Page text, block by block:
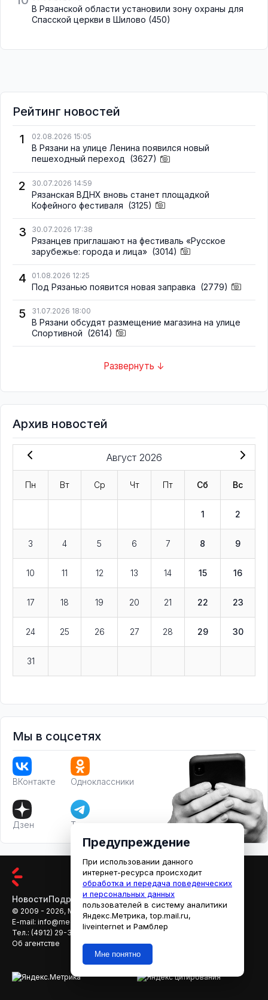
В Рязанской области установили зону охраны для
Спасской церкви в Шилово (450)
Рейтинг новостей
1
02.08.2026 15:05
В Рязани на улице Ленина появился новый
пешеходный переход (3627)
2 30.07.2026 14:59
Рязанская ВДНХ вновь станет площадкой
Кофейного фестиваля (3125)
3 30.07.2026 17:38
Рязанцев приглашают на фестиваль «Русское
зарубежье: города и лица» (3014)
4 01.08.2026 12:25
Под Рязанью появится новая заправка (2779)
5 31.07.2026 18:00
В Рязани обсудят размещение магазина на улице
Спортивной (2614)
Развернуть ↓
Архив новостей
Август 2026
Пн Вт Ср Чт Пт Сб Вс
1 2
3 4 5 6 7 8 9
10 11 12 13 14 15 16
17 18 19 20 21 22 23
24 25 26 27 28 29 30
31
Мы в соцсетях
ВКонтакте Одноклассники
Дзен Телеграм
НовостиПодробностиАфишаКино
© 2009 - 2026, МЕДИАРЯЗАНЬ
E-mail: info@mediaryazan.ru
reklama@mediaryazan.ru
Тел.: (4912) 29-33-66
Об агентстве
Предупреждение
При использовании данного
интернет-ресурса происходит
обработка и передача поведенческих
и персональных данных
пользователей в систему аналитики
Яндекс.Метрика, top.mail.ru,
liveinternet и Рамблер
Мне понятно